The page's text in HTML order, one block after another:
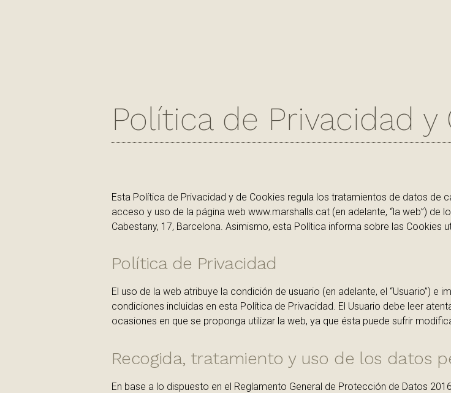
Política de Privacidad y
Esta Política de Privacidad y de Cookies regula los tratamientos de datos
acceso y uso de la página web www.marshalls.cat (en adelante, “la web”) de
Cabestany, 17, Barcelona. Asimismo, esta Política informa sobre las Cookies
Política de Privacidad
El uso de la web atribuye la condición de usuario (en adelante, el “Usuario”)
condiciones incluidas en esta Política de Privacidad. El Usuario debe leer
ocasiones en que se proponga utilizar la web, ya que ésta puede sufrir
Recogida, tratamiento y uso de los datos
En base a lo dispuesto en el Reglamento General de Protección de Datos